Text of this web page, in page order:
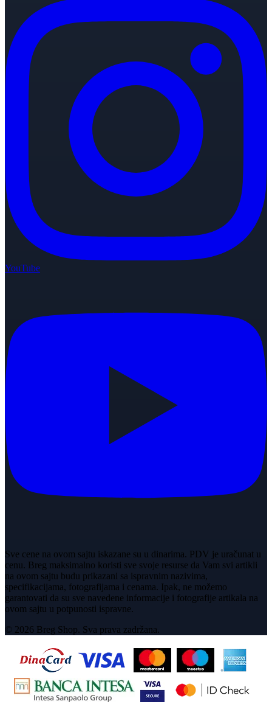
YouTube
Sve cene na ovom sajtu iskazane su u dinarima. PDV je uračunat u
cenu. Breg maksimalno koristi sve svoje resurse da Vam svi artikli
na ovom sajtu budu prikazani sa ispravnim nazivima,
specifikacijama, fotografijama i cenama. Ipak, ne možemo
garantovati da su sve navedene informacije i fotografije artikala na
ovom sajtu u potpunosti ispravne.
© 2026 Breg Shop. Sva prava zadržana.